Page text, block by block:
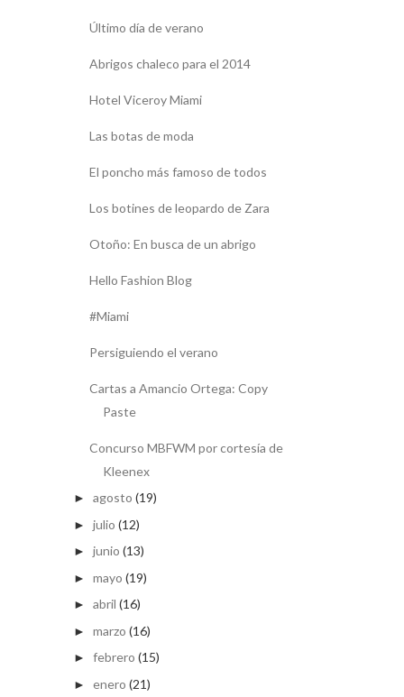
Último día de verano
Abrigos chaleco para el 2014
Hotel Viceroy Miami
Las botas de moda
El poncho más famoso de todos
Los botines de leopardo de Zara
Otoño: En busca de un abrigo
Hello Fashion Blog
#Miami
Persiguiendo el verano
Cartas a Amancio Ortega: Copy
Paste
Concurso MBFWM por cortesía de
Kleenex
► agosto (19)
► julio (12)
► junio (13)
► mayo (19)
► abril (16)
► marzo (16)
► febrero (15)
► enero (21)